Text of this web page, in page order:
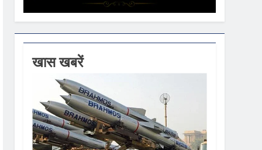
कहा- कार्यक्रम से सरकार का कोई संबंध नहीं
वस्त्रों को मिलेगा बढ़ावा
खास खबरें